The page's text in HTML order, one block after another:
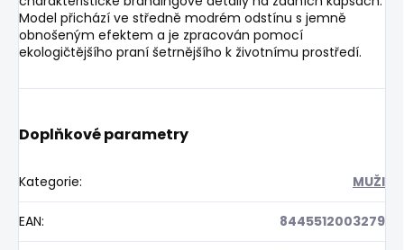
Model přichází ve středně modrém odstínu s jemně
obnošeným efektem a je zpracován pomocí
ekologičtějšího praní šetrnějšího k životnímu prostředí.
Doplňkové parametry
Kategorie: MUŽI
EAN: 8445512003279